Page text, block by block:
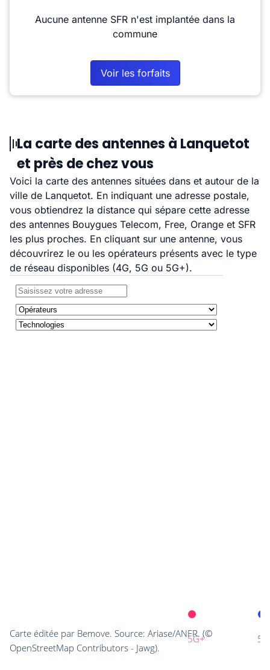
Aucune antenne SFR n'est implantée dans la
commune
Voir les forfaits
La carte des antennes à Lanquetot
et près de chez vous
Voici la carte des antennes situées dans et autour de la
ville de Lanquetot. En indiquant une adresse postale,
vous obtiendrez la distance qui sépare cette adresse
des antennes Bouygues Telecom, Free, Orange et SFR
les plus proches. En cliquant sur une antenne, vous
découvrirez le ou les opérateurs présents avec le type
de réseau disponibles (4G, 5G ou 5G+).